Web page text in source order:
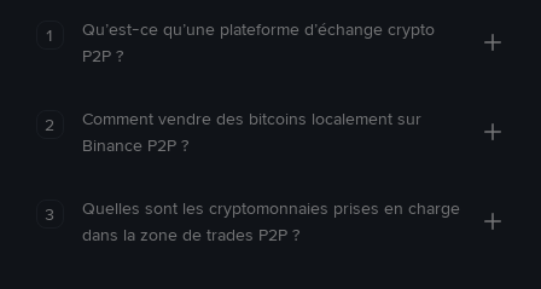
1
Qu’est-ce qu’une plateforme d’échange crypto
P2P ?
2
Comment vendre des bitcoins localement sur
Binance P2P ?
3
Quelles sont les cryptomonnaies prises en charge
dans la zone de trades P2P ?